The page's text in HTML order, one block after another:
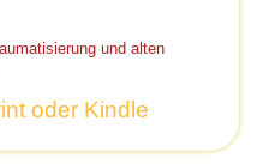
und alten
oder Kindle